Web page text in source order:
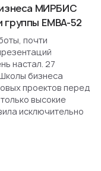
МИРБИС
EMBA-52
почти
настал. 27
бизнеса
проектов перед
высокие
исключительно